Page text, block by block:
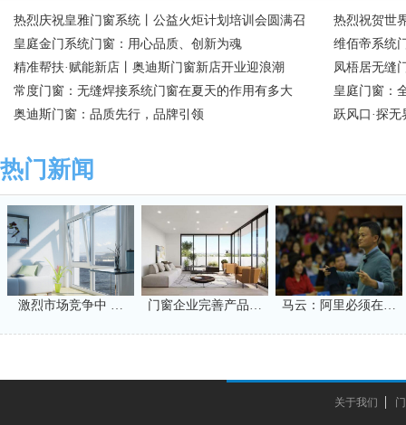
热烈庆祝皇雅门窗系统丨公益火炬计划培训会圆满召
开
热烈祝贺世
门窗
皇庭金门系统门窗：用心品质、创新为魂
维佰帝系统
和”
精准帮扶·赋能新店丨奥迪斯门窗新店开业迎浪潮
凤梧居无缝
常度门窗：无缝焊接系统门窗在夏天的作用有多大
皇庭门窗：
奥迪斯门窗：品质先行，品牌引领
跃风口·探无
热门新闻
激烈市场竞争中 … 门窗企业完善产品… 马云：阿里必须在…
关于我们